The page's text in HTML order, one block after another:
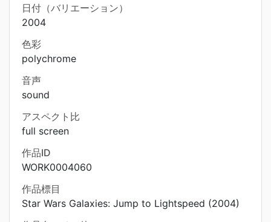
日付（バリエーション）
2004
色彩
polychrome
音声
sound
アスペクト比
full screen
作品ID
WORK0004060
作品標目
Star Wars Galaxies: Jump to Lightspeed (2004)